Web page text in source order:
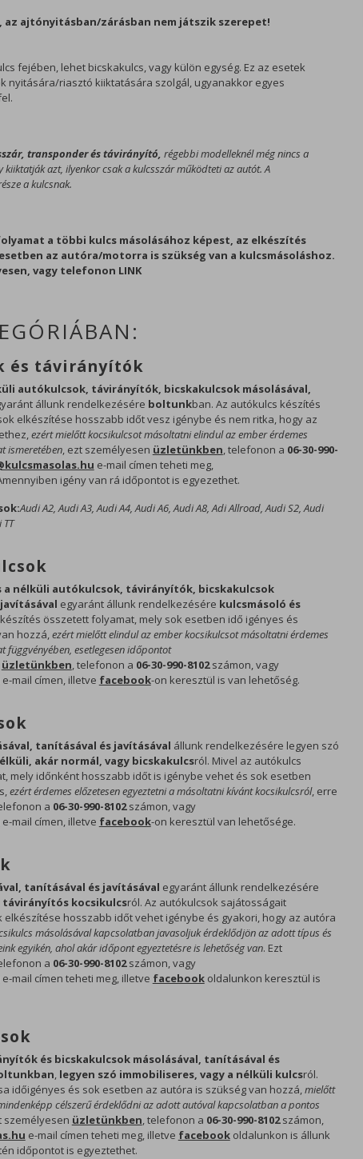
ajtónyitásban/zárásban nem játszik szerepet!
fejében, lehet bicskakulcs, vagy külön egység. Ez az esetek
nyitására/riasztó kiiktatására szolgál, ugyanakkor egyes
transponder és távirányító, régebbi modelleknél még nincs a
azt, ilyenkor csak a kulcsszár működteti az autót. A
a kulcsnak.
a többi kulcs másolásához képest, az elkészítés
az autóra/motorra is szükség van a kulcsmásoláshoz.
vagy telefonon LINK
és távirányítók
autókulcsok, távirányítók, bicskakulcsok másolásával,
állunk rendelkezésére boltunkban. Az autókulcs készítés
elkészítése hosszabb időt vesz igénybe és nem ritka, hogy az
ezért mielőtt kocsikulcsot másoltatni elindul az ember érdemes
ismeretében, ezt személyesen üzletünkben, telefonon a 06-30-990-
e-mail címen teheti meg,
igény van rá időpontot is egyezethet.
Audi A2, Audi A3, Audi A4, Audi A6, Audi A8, Adi Allroad, Audi S2, Audi
a nélküli autókulcsok, távirányítók, bicskakulcsok
egyaránt állunk rendelkezésére kulcsmásoló és
összetett folyamat, mely sok esetben idő igényes és
hozzá,ezért mielőtt elindul az ember kocsikulcsot másoltatni érdemes
függvényében, esetlegesen időpontot
üzletünkben, telefonon a 06-30-990-8102számon, vagy
e-mail címen, illetve facebook-on keresztül is van lehetőség.
tanításával és javításával állunk rendelkezésére legyen szó
akár normál, vagy bicskakulcsról. Mivel az autókulcs
mely időnként hosszabb időt is igénybe vehet és sok esetben
ezért érdemes előzetesen egyeztetni a másoltatni kívánt kocsikulcsról, erre
a 06-30-990-8102számon, vagy
e-mail címen, illetve facebook-on keresztül van lehetősége.
tanításával és javításával egyaránt állunk rendelkezésére
távirányítós kocsikulcsról. Az autókulcsok sajátosságait
hosszabb időt vehet igénybe és gyakori, hogy az autóra
másolásával kapcsolatban javasoljuk érdeklődjön az adott típus és
egyikén, ahol akár időpont egyeztetésre is lehetőség van. Ezt
a 06-30-990-8102számon, vagy
e-mail címen teheti meg, illetve facebookoldalunkon keresztül is
és bicskakulcsok másolásával, tanításával és
,legyen szó immobiliseres, vagy a nélküli kulcsról.
időigényes és sok esetben az autóra is szükség van hozzá,mielőtt
célszerű érdeklődni az adott autóval kapcsolatban a pontos
személyesen üzletünkben, telefonon a 06-30-990-8102számon,
e-mail címen teheti meg, illetve facebookoldalunkon is állunk
időpontot is egyeztethet.
Alapvető sütik (kötelező)
oldal megfelelő működéséhez, mint a
munkamenet (session) süti.
Mérési sütik
Olyan sütik, amelyek segítenek
megismerni számunkra a weboldal
látogatottságát, használati szokásait.